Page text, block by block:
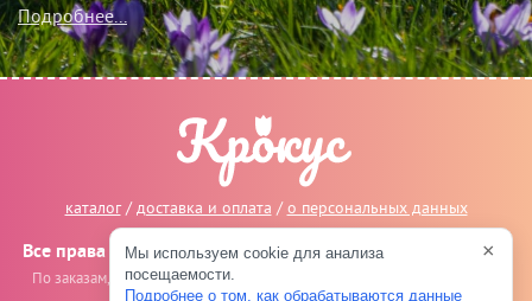
Подробнее...
каталог /доставка и оплата /о персональных данных
Все права защищены © 2014-2026, Крокус Великие Луки
По заказам, сотрудничеству и предложениям пишите на
Мы используем cookie для анализа
посещаемости.
Подробнее о том, как обрабатываются данные
×